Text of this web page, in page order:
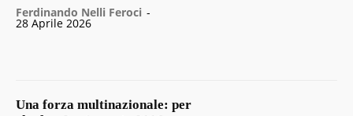
Ferdinando Nelli Feroci -
28 Aprile 2026
Una forza multinazionale: per